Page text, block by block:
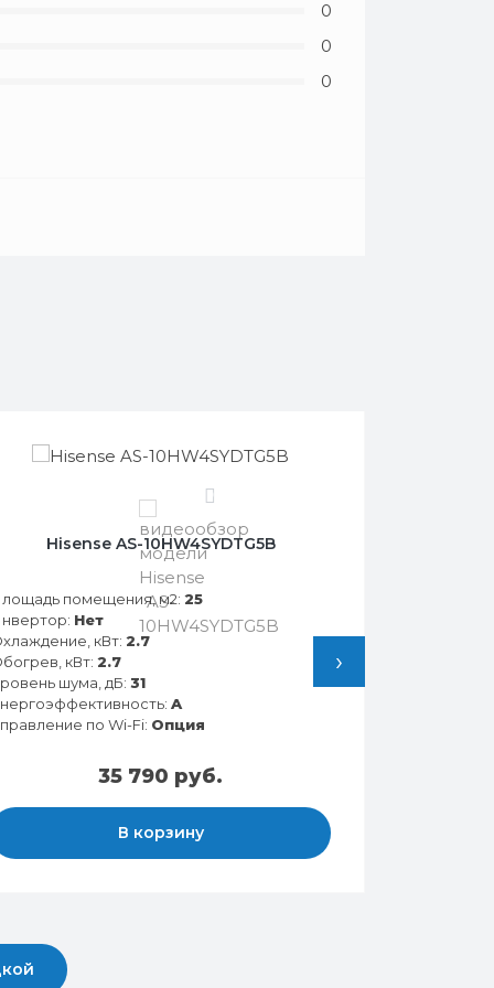
0
0
0
0
Hisense AS-10HW4SYDTG5B
помещения, м2: 25
Нет
кВт: 2.7
кВт: 2.7
шума, дБ: 31
A
по Wi-Fi: Опция
35 790 руб.
В корзину
›